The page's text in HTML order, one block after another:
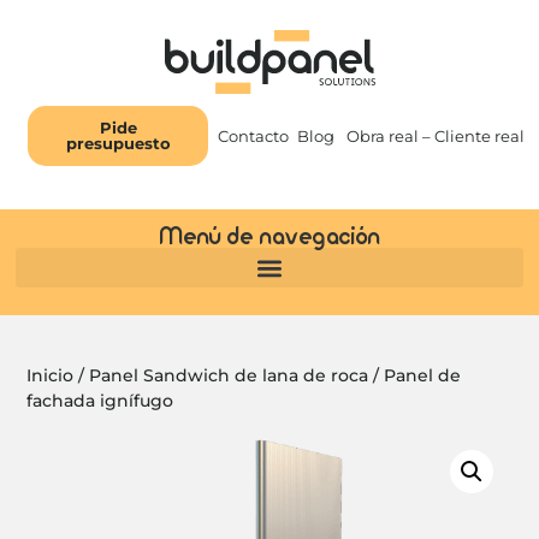
Pide
presupuesto
Contacto Blog Obra real – Cliente real
Menú de navegación
Inicio / Panel Sandwich de lana de roca / Panel de
fachada ignífugo